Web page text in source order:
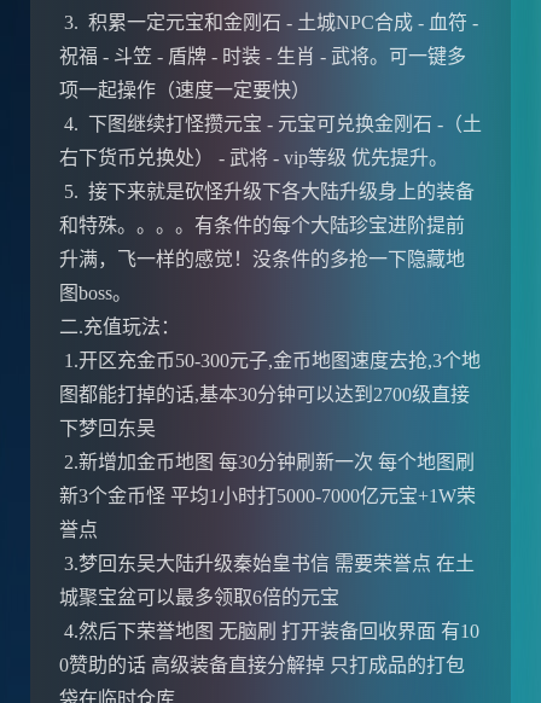
3. 积累一定元宝和金刚石 - 土城NPC合成 - 血符 -
祝福 - 斗笠 - 盾牌 - 时装 - 生肖 - 武将。可一键多
项一起操作（速度一定要快）
4. 下图继续打怪攒元宝 - 元宝可兑换金刚石 -（土
右下货币兑换处） - 武将 - vip等级 优先提升。
5. 接下来就是砍怪升级下各大陆升级身上的装备
和特殊。。。。有条件的每个大陆珍宝进阶提前
升满，飞一样的感觉！没条件的多抢一下隐藏地
图boss。
二.充值玩法：
1.开区充金币50-300元子,金币地图速度去抢,3个地
图都能打掉的话,基本30分钟可以达到2700级直接
下梦回东吴
2.新增加金币地图 每30分钟刷新一次 每个地图刷
新3个金币怪 平均1小时打5000-7000亿元宝+1W荣
誉点
3.梦回东吴大陆升级秦始皇书信 需要荣誉点 在土
城聚宝盆可以最多领取6倍的元宝
4.然后下荣誉地图 无脑刷 打开装备回收界面 有10
0赞助的话 高级装备直接分解掉 只打成品的打包
袋在临时仓库